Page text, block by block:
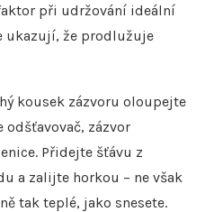
při udržování ideální
ukazují, že prodlužuje
kousek zázvoru oloupejte
odšťavovač, zázvor
Přidejte šťávu z
a zalijte horkou – ne však
tak teplé, jako snesete.